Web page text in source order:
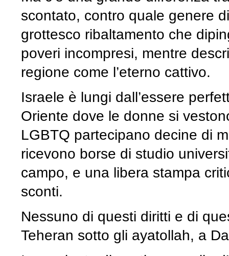
scontato, contro quale genere
grottesco ribaltamento che
poveri incompresi, mentre
regione come l’eterno cattivo.
Israele è lungi dall’essere
Oriente dove le donne si
LGBTQ partecipano decine di
ricevono borse di studio
campo, e una libera stampa
sconti.
Nessuno di questi diritti e di
Teheran sotto gli ayatollah, a